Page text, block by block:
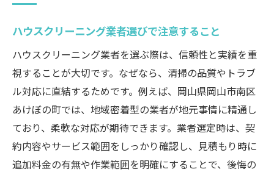
ハウスクリーニング業者選びで注意すること
ハウスクリーニング業者を選ぶ際は、信頼性と実績を重
視することが大切です。なぜなら、清掃の品質やトラブ
ル対応に直結するためです。例えば、岡山県岡山市南区
あけぼの町では、地域密着型の業者が地元事情に精通し
ており、柔軟な対応が期待できます。業者選定時は、契
約内容やサービス範囲をしっかり確認し、見積もり時に
追加料金の有無や作業範囲を明確にすることで、後悔の